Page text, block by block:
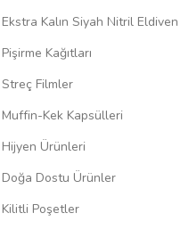
Ekstra Kalın Siyah Nitril Eldiven
Pişirme Kağıtları
Streç Filmler
Muffin-Kek Kapsülleri
Hijyen Ürünleri
Doğa Dostu Ürünler
Kilitli Poşetler